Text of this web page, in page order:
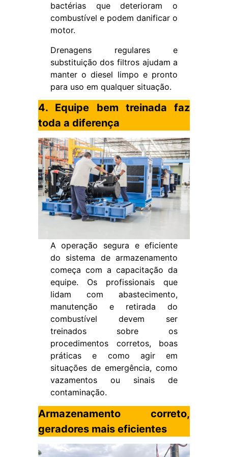
bactérias que deterioram o
combustível e podem danificar o
motor.
Drenagens regulares e
substituição dos filtros ajudam a
manter o diesel limpo e pronto
para uso em qualquer situação.
4. Equipe bem treinada faz
toda a diferença
A operação segura e eficiente
do sistema de armazenamento
começa com a capacitação da
equipe. Os profissionais que
lidam com abastecimento,
manutenção e retirada do
combustível devem ser
treinados sobre os
procedimentos corretos, boas
práticas e como agir em
situações de emergência, como
vazamentos ou sinais de
contaminação.
Armazenamento correto,
geradores mais eficientes